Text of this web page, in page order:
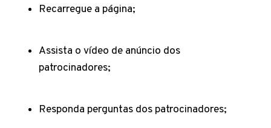
Recarregue a página;
Assista o vídeo de anúncio dos
patrocinadores;
Responda perguntas dos patrocinadores;